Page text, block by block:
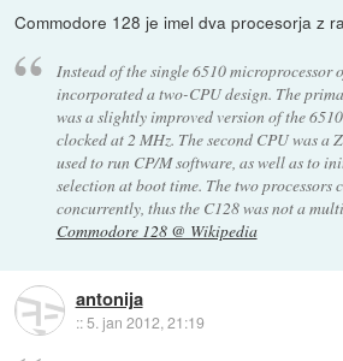
Commodore 128 je imel dva procesorja z
Instead of the single 6510 microprocessor
incorporated a two-CPU design. The
was a slightly improved version of the
clocked at 2 MHz. The second CPU was a
used to run CP/M software, as well as to
selection at boot time. The two processors
concurrently, thus the C128 was not a
Commodore 128 @ Wikipedia
antonija
::5. jan 2012, 21:19